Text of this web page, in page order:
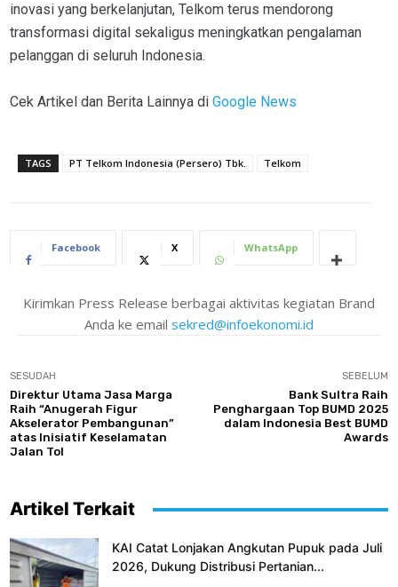
inovasi yang berkelanjutan, Telkom terus mendorong
transformasi digital sekaligus meningkatkan pengalaman
pelanggan di seluruh Indonesia.
Cek Artikel dan Berita Lainnya di Google News
TAGS PT Telkom Indonesia (Persero) Tbk. Telkom
Facebook X WhatsApp
Kirimkan Press Release berbagai aktivitas kegiatan Brand
Anda ke email sekred@infoekonomi.id
SESUDAH
Direktur Utama Jasa Marga
Raih “Anugerah Figur
Akselerator Pembangunan”
atas Inisiatif Keselamatan
Jalan Tol
SEBELUM
Bank Sultra Raih
Penghargaan Top BUMD 2025
dalam Indonesia Best BUMD
Awards
Artikel Terkait
KAI Catat Lonjakan Angkutan Pupuk pada Juli
2026, Dukung Distribusi Pertanian...